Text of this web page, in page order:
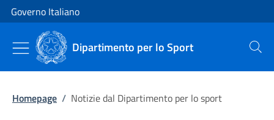
Vai al contenuto
Vai alla navigazione del sito
Governo Italiano
Dipartimento per lo Sport Cerca
Homepage / Notizie dal Dipartimento per lo sport